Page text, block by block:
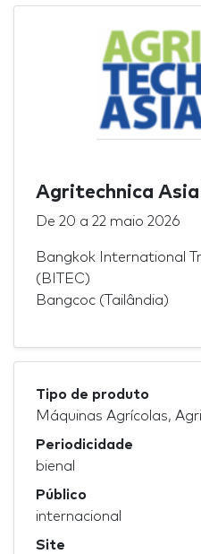
Agritechnica
De 20 a 22 maio 2026
Bangkok International
(BITEC)
Bangcoc (Tailândia)
Tipo de produto
Máquinas Agrícolas,
Periodicidade
bienal
Público
internacional
Site